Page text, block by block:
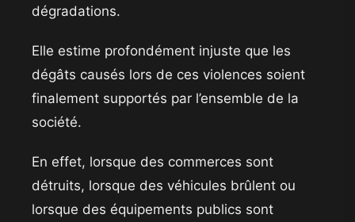
dégradations.
Elle estime profondément injuste que les
dégâts causés lors de ces violences soient
finalement supportés par l’ensemble de la
société.
En effet, lorsque des commerces sont
détruits, lorsque des véhicules brûlent ou
lorsque des équipements publics sont